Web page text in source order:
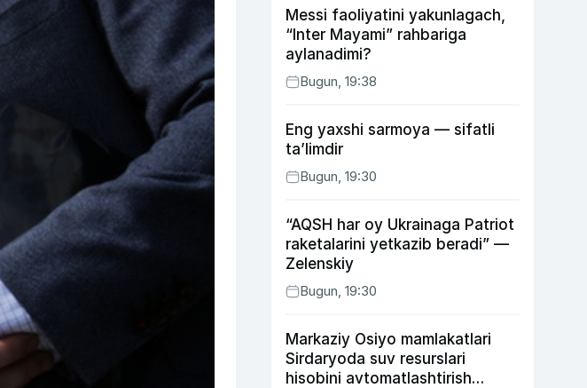
Messi faoliyatini yakunlagach,
“Inter Mayami” rahbariga
aylanadimi?
Bugun, 19:38
Eng yaxshi sarmoya — sifatli
ta’limdir
Bugun, 19:30
“AQSH har oy Ukrainaga Patriot
raketalarini yetkazib beradi” —
Zelenskiy
Bugun, 19:30
Markaziy Osiyo mamlakatlari
Sirdaryoda suv resurslari
hisobini avtomatlashtirish